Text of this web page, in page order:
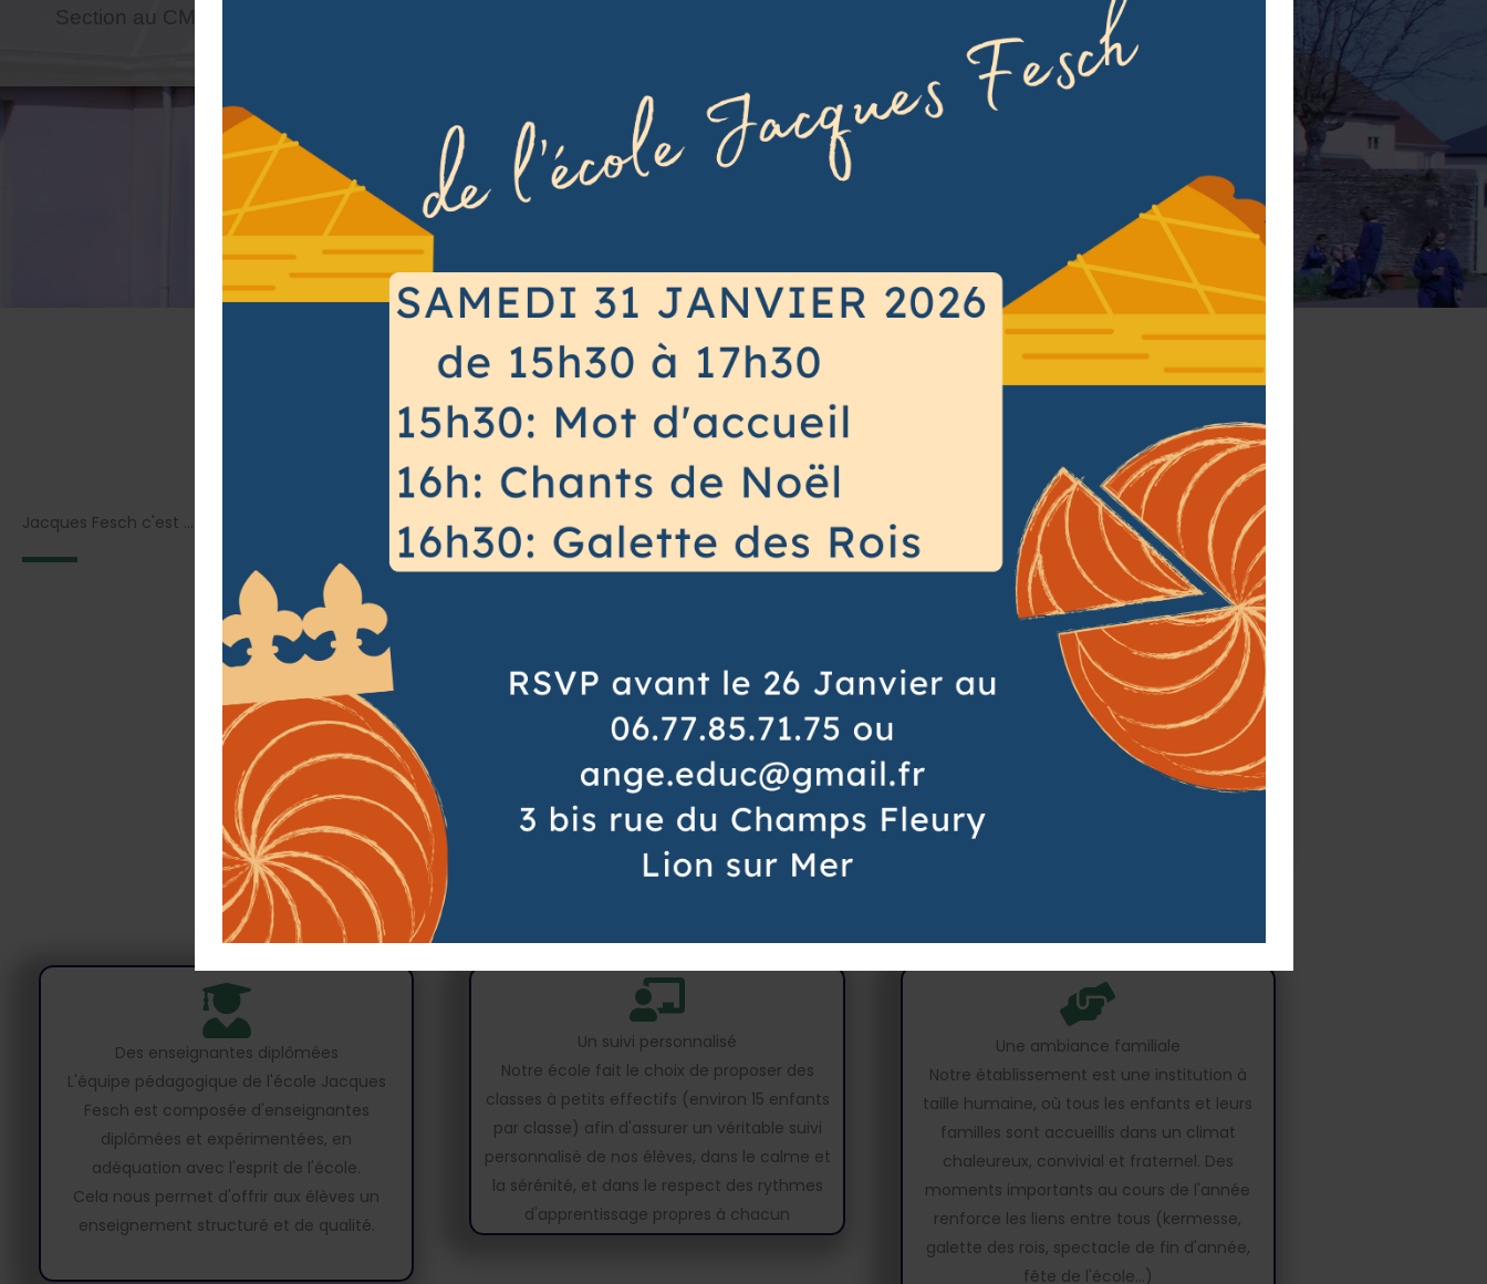
Section au CM2
Jacques Fesch c'est ...
Nous utilisons une pédagogie classique et
rigoureuse, enrichie des méthodes actuelles
Apprentissage rigoureux de
l’orthographe au moyen de dictées
Méthode de Singapour (maths)
Enseignement chronologique (histoire)
Anglais dès le CE2
Une école catholique
Notre école est fidèle au magistère de
l'Eglise catholique. Elle intègre dans son
enseignement la dimension spirituelle
inhérente à toute personne humaine. Les
valeurs chrétiennes de vérité, de pureté, de
droiture et d'amour du prochain sont
inculquées tout au long des journées vécues
au sein de l'école. La journée s'ouvre par une
prière et des cours de catéchisme sont
donnés chaque semaine par notre
Des enseignantes diplômées
L'équipe pédagogique de l'école Jacques
Fesch est composée d'enseignantes
diplômées et expérimentées, en
adéquation avec l'esprit de l'école.
Cela nous permet d'offrir aux élèves un
enseignement structuré et de qualité.
Un suivi personnalisé
Notre école fait le choix de proposer des
classes à petits effectifs (environ 15 enfants
par classe) afin d'assurer un véritable suivi
personnalisé de nos élèves, dans le calme et
la sérénité, et dans le respect des rythmes
d'apprentissage propres à chacun
Une ambiance familiale
Notre établissement est une institution à
taille humaine, où tous les enfants et leurs
familles sont accueillis dans un climat
chaleureux, convivial et fraternel. Des
moments importants au cours de l'année
renforce les liens entre tous (kermesse,
galette des rois, spectacle de fin d'année,
fête de l'école...)